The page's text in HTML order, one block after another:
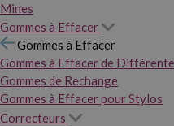
Mines
Gommes à Effacer
Gommes à Effacer
Gommes à Effacer de
Gommes de Rechange
Gommes à Effacer pour Stylos
Correcteurs